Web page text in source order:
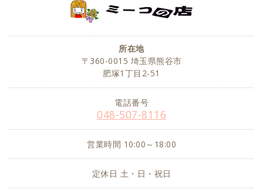
所在地
〒360-0015 埼玉県熊谷市
肥塚1丁目2-51
電話番号
048-507-8116
営業時間 10:00～18:00
定休日 土・日・祝日